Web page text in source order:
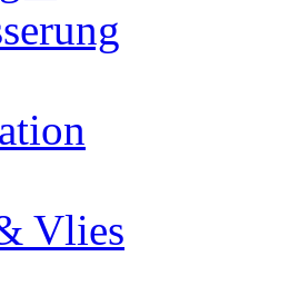
Vlies